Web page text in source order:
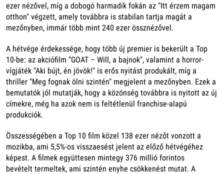
ezer nézővel, míg a dobogó harmadik fokán az "Itt érzem magam
otthon" végzett, amely továbbra is stabilan tartja magát a
mezőnyben, immár több mint 240 ezer össznézővel.
A hétvége érdekessége, hogy több új premier is bekerült a Top
10-be: az akciófilm "GOAT – Will, a bajnok", valamint a horror-
vígjáték "Aki bújt, én jövök!" is erős nyitást produkált, míg a
thriller "Meg fognak ölni szintén" megjelent a mezőnyben. Ezek a
bemutatók jól mutatják, hogy a közönség továbbra is nyitott az új
címekre, még ha azok nem is feltétlenül franchise-alapú
produkciók.
Összességében a Top 10 film közel 138 ezer nézőt vonzott a
mozikba, ami 5,5%-os visszaesést jelent az előző hétvégéhez
képest. A filmek együttesen mintegy 376 millió forintos
bevételt termeltek, ami szintén enyhe csökkenést mutat. A